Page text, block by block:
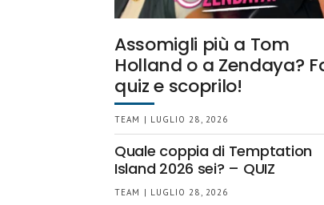
Assomigli più a Tom
Holland o a Zendaya?
quiz e scoprilo!
TEAM | LUGLIO 28, 2026
Quale coppia di Temptation
Island 2026 sei? – QUIZ
TEAM | LUGLIO 28, 2026